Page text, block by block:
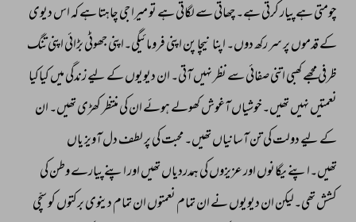
چومتی ہے پیار کرتی ہے۔ چھاتی سے لگاتی ہے تو میرا جی چاہتا ہے کہ اس دیوی
کے قدموں پر سر رکھ دوں۔ اپنا نیچا پن اپنی فرومائیگی۔اپنی جھوٹی بڑائی اپنی تنگ
ظرفی مجھے کھبی اتنی صفائی سے نظر نہیں آتی۔ ان دیویوں کے لیے زندگی میں کیاکیا
نعمتیں نہیں تھیں۔خوشیاں آغوش کھولے ہوئے ان کی منتظر کھڑی تھیں۔ ان
کے لیے دولت کی تن آسانیاں تھیں۔ محبت کی پر لطف دل آویز یاں
تھیں۔اپنے یگانوں اور عزیزوں کی ہمدردیاں تھیں اور اپنے پیارے وطن کی
کشش تھی۔لیکن ان دیویوں نے ان تمام نعمتوں ان تمام دینوی برکتوں کو سچّی